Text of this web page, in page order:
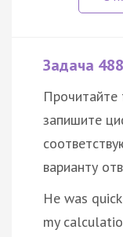
Задача 488
Прочитайте
запишите
варианту
He was
my